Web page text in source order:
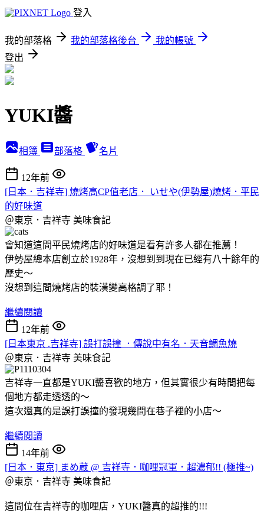
登入
我的部落格 我的部落格後台
我的帳號
登出
YUKI醬
相簿 部落格 名片
12年前
[日本．吉祥寺] 燒烤高CP值老店． いせや(伊勢屋)燒烤．平民
的好味道
＠東京．吉祥寺 美味食記
會知道這間平民燒烤店的好味道是看有許多人都在推薦！
伊勢屋總本店創立於1928年，沒想到到現在已經有八十餘年的
歷史～
沒想到這間燒烤店的裝潢變高格調了耶！
繼續閱讀
12年前
[日本東京 .吉祥寺] 誤打誤撞 ．傳說中有名．天音鯛魚燒
＠東京．吉祥寺 美味食記
吉祥寺一直都是YUKI醬喜歡的地方，但其實很少有時間把每
個地方都走透透的～
這次還真的是誤打誤撞的發現幾間在巷子裡的小店～
繼續閱讀
14年前
[日本．東京] まめ蔵 @ 吉祥寺．咖哩冠軍．超濃郁!! (極推~)
＠東京．吉祥寺 美味食記
這間位在吉祥寺的咖哩店，YUKI醬真的超推的!!!